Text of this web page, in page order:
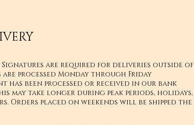
Signatures are required for deliveries outside of
processed Monday through Friday
has been processed or received in our bank
may take longer during peak periods, holidays,
Orders placed on weekends will be shipped the